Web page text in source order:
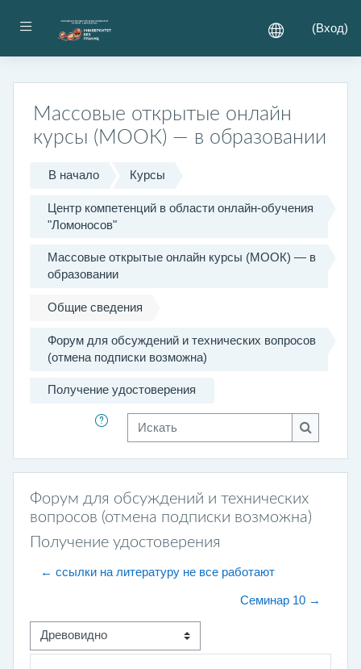
Боковая панель (Вход)
Массовые открытые онлайн
курсы (МООК) — в образовании
В начало Курсы
Центр компетенций в области онлайн-обучения
"Ломоносов"
Массовые открытые онлайн курсы (МООК) — в
образовании
Общие сведения
Форум для обсуждений и технических вопросов
(отмена подписки возможна)
Получение удостоверения
Искать
Искать
Форум для обсуждений и технических
вопросов (отмена подписки возможна)
Получение удостоверения
← ссылки на литературу не все работают
Семинар 10 →
Режим отображения